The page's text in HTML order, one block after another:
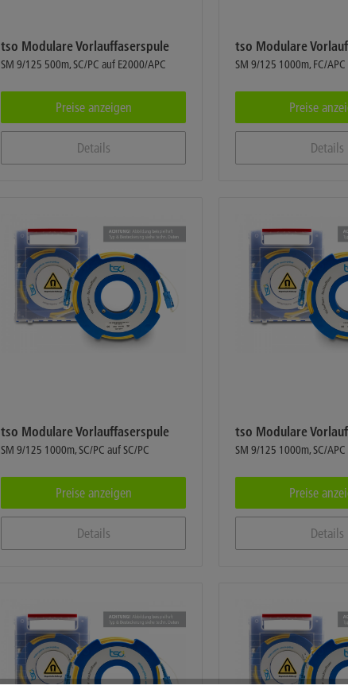
tso Modulare Vorlauffaserspule
SM 9/125 500m, SC/PC auf E2000/APC
Preise anzeigen
Details
tso Modulare
SM 9/125 1000m, FC/
Preise
Details
tso Modulare Vorlauffaserspule
SM 9/125 1000m, SC/PC auf SC/PC
Preise anzeigen
Details
tso Modulare
SM 9/125 1000m, SC/APC
Preise
Details